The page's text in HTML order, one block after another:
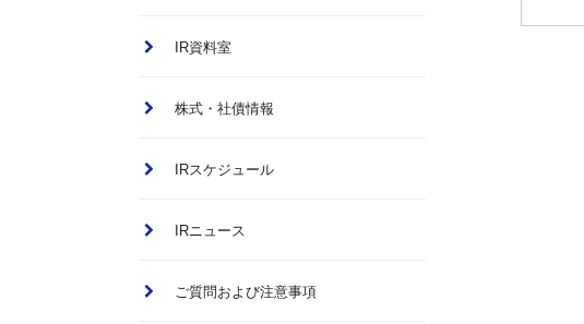
IR資料室
株式・社債情報
IRスケジュール
IRニュース
ご質問および注意事項